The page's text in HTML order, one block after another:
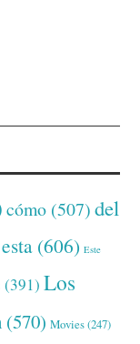
cómo (507) del
esta (606) Este
(391) Los
(570) Movies(247)